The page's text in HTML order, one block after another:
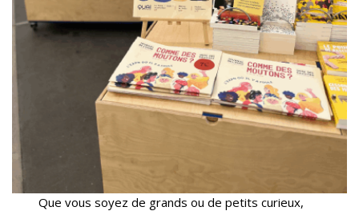
Que vous soyez de grands ou de petits curieux,